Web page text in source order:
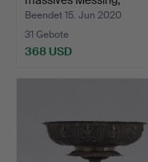
Hjalmar…
Beendet 15. Jun 2020
31 Gebote
368 USD